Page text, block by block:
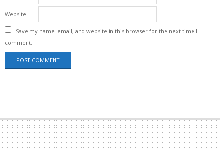
Website
Save my name, email, and website in this browser for the next time I
comment.